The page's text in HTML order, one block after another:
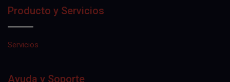
Producto y Servicios
Servicios
Ayuda y Soporte